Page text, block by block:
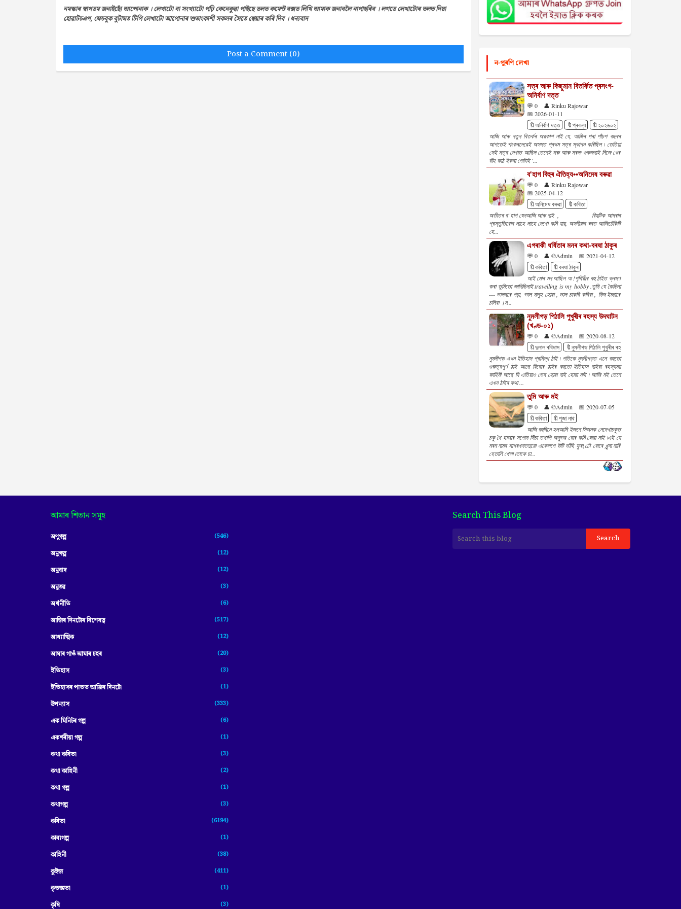
নমস্কাৰ স্বাগতম জনাইছোঁ আপোনাক । লেখাটো বা সংখ্যাটো পঢ়ি কেনেকুৱা পাইছে তলত কমেন্ট বক্সত লিখি আমাক জনাবলৈ নাপাহৰিব । লগতে লেখাটোৰ তলত দিয়া
হোৱাটচএপ, ফেচবুক বুটামত টিপি লেখাটো আপোনাৰ শুভাংকাশী সকলৰ সৈতে শ্বেয়াৰ কৰি দিব । ধন্যবাদ
Post a Comment (0)
ন-পুৰণি লেখা
সত্ৰ আৰু কিছুমান বিতৰ্কিত প্ৰসংগ-
অনিৰ্বাণ দত্ত
💬 0
👤 Rinku Rajowar
📅 2026-01-11
🔖অনিৰ্বাণ দত্ত
🔖প্ৰবন্ধ
🔖২০২৬০২
আজি আৰু নতুন বিতৰ্কৰ অৱকাশ নাই যে, আজিৰ পৰা পাঁচশ বছৰৰ
আগতেই শংকৰদেৱেই অসমত প্ৰথম সত্ৰ স্থাপন কৰিছিল ৷ তেতিয়া
সেই সত্ৰ দেখাত আছিল তেনেই সৰু আৰু সৰল৷ গুৰুজনাই নিজে খেৰ
বাঁহ কাঠ ইকৰা গোটাই '...
ব'হাগ বিহুৰ ঐতিহ্য••অনিমেষ বৰুৱা
💬 0
👤 Rinku Rajowar
📅 2025-04-12
🔖অনিমেষ বৰুৱা
🔖কবিতা
অতীতৰ ব"হাগ যেনআজি আৰু নাই , বিহুটিক আদৰাৰ
প্ৰস্তুতিবোৰ লাহে লাহে দেখো কমি যায়, অসমীয়াৰ ঘৰত আজিঢেঁকিটি
হে...
এগৰাকী ধৰ্ষিতাৰ মনৰ কথা-বৰষা ঠাকুৰ
💬 0 👤 ©Admin
📅 2021-04-12
🔖কবিতা
🔖বৰষা ঠাকুৰ
আই মোৰ মন আছিল অ !পৃথিৱীৰ বহু ঠাইত ভ্ৰমণ
কৰা তুমিতো জানিছিলাই travelling is my hobby .তুমি যে কৈছিলা
--- ভালদৰে পঢ়া, ভাল মানুহ হোৱা , ভাল চাকৰি কৰিবা , নিজ ইচ্ছাৰে
চলিবা ।ন...
নুমলীগড় পিঠালি পুখুৰীৰ ৰহস্য উদঘাটন
(খণ্ড-০১)
💬 0 👤 ©Admin
📅 2020-08-12
🔖দুলাল ৰবিদাস
🔖নুমলীগড় পিঠালি পুখুৰীৰ ৰহস্য উদঘাটন
নুমলীগড় এখন ইতিহাস প্ৰসিদ্ধ ঠাই ৷ গতিকে নুমলীগড়ত এনে বহুতো
গুৰুত্বপূৰ্ণ ঠাই আছে যিবোৰ ঠাইৰ বহুতো ইতিহাস নাইবা ৰহস্যময়
কাহিনী আছে যি এতিয়াও ভেদ হোৱা নাই হোৱা নাই ৷ আজি মই তেনে
এখন ঠাইৰ কথা ...
তুমি আৰু মই
💬 0 👤 ©Admin
📅 2020-07-05
🔖কবিতা
🔖পূজা নাথ
আজি বহুদিনে হলআমি ইজনে সিজনক নেদেখাচকুত
চকু থৈ হাজাৰ সপোন সিঁচা তথাপি অনুভৱ বোৰ কমি যোৱা নাই ৷এই যে
মৰম নামৰ সাগৰখনতদুয়ো একেলগে উটি ভাঁহি ফুৰা,ঢৌ বোৰে খুন্দা মাৰি
হেতালি খেলা ৷তাকে চা...
আমাৰ শিতান সমূহ
অণুগল্প (546)
অনুগল্প (12)
অনুবাদ (12)
অনুভৱ (3)
অৰ্থনীতি (6)
আজিৰ দিনটোৰ বিশেষত্ব (517)
আধ্যাত্মিক (12)
আমাৰ গাওঁ আমাৰ চহৰ (20)
ইতিহাস (3)
ইতিহাসৰ পাতত আজিৰ দিনটো (1)
উপন্যাস (333)
এক মিনিটৰ গল্প (6)
একশৰীয়া গল্প (1)
কথা কবিতা (3)
কথা কাহিনী (2)
কথা গল্প (1)
কথাগল্প (3)
কবিতা (6194)
কাব্যগল্প (1)
কাহিনী (38)
কুইজ (411)
কৃতজ্ঞতা (1)
কৃষি (3)
Search This Blog